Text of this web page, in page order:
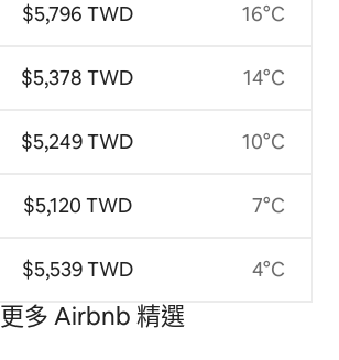
$5,796 TWD
$5,378 TWD
$5,249 TWD
$5,120 TWD
$5,539 TWD
16°C
14°C
10°C
7°C
4°C
更多 Airbnb 精選